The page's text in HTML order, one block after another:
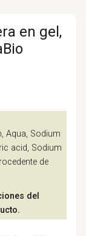
en gel,
Aqua, Sodium
acid, Sodium
de
del